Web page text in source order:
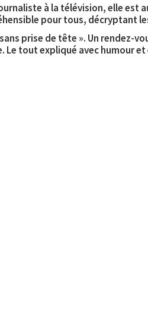
à la télévision, elle est
pour tous, décryptant
prise de tête ». Un rendez-
tout expliqué avec humour et